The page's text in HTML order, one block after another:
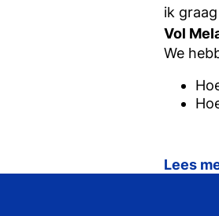
ik
Vol
We
Lees